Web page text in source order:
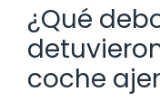
¿Qué
coche